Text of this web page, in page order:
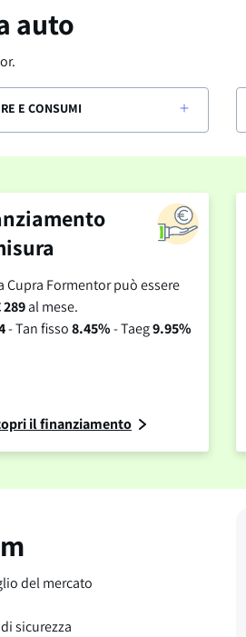
auto
.
E CONSUMI
Cupra Formentor può essere
289al mese.
- Tan fisso8.45%- Taeg9.95%
il finanziamento
del mercato
sicurezza